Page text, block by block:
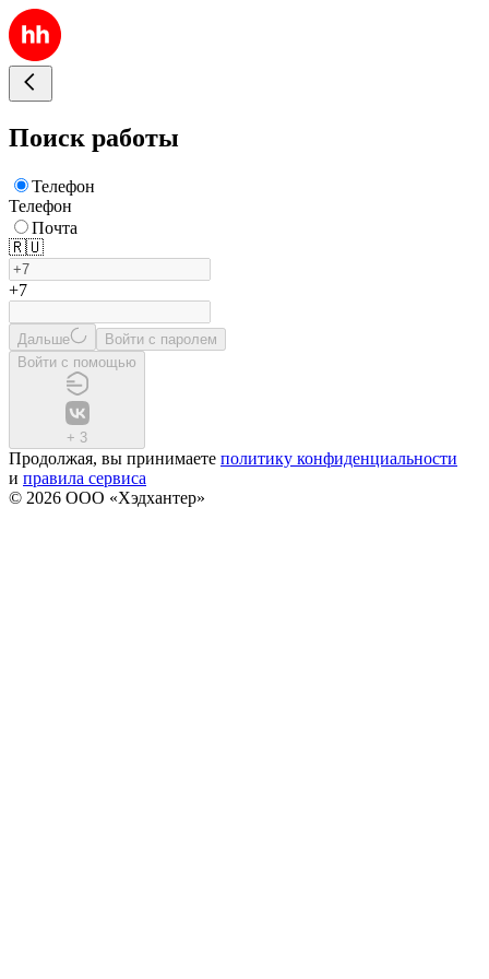
Поиск работы
Телефон
Телефон
Почта
🇷🇺
+7
Дальше
Войти с паролем
Войти с помощью
+ 3
Продолжая, вы принимаете политику конфиденциальности
и правила сервиса
© 2026 ООО «Хэдхантер»